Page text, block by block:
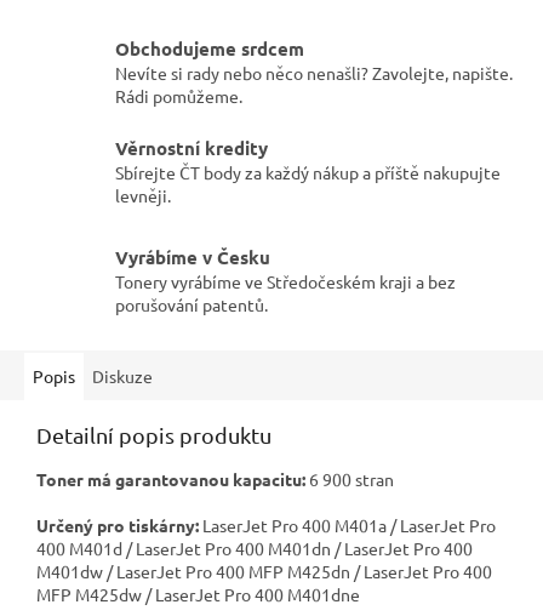
Obchodujeme srdcem
Nevíte si rady nebo něco nenašli? Zavolejte, napište.
Rádi pomůžeme.
Věrnostní kredity
Sbírejte ČT body za každý nákup a příště nakupujte
levněji.
Vyrábíme v Česku
Tonery vyrábíme ve Středočeském kraji a bez
porušování patentů.
Popis Diskuze
Detailní popis produktu
Toner má garantovanou kapacitu: 6 900 stran
Určený pro tiskárny: LaserJet Pro 400 M401a / LaserJet Pro
400 M401d / LaserJet Pro 400 M401dn / LaserJet Pro 400
M401dw / LaserJet Pro 400 MFP M425dn / LaserJet Pro 400
MFP M425dw / LaserJet Pro 400 M401dne